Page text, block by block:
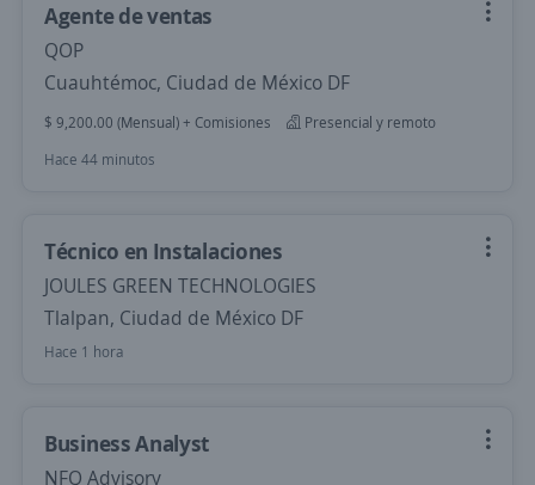
Agente de ventas
QOP
Cuauhtémoc, Ciudad de México DF
$ 9,200.00 (Mensual) + Comisiones
Presencial y remoto
Hace 44 minutos
Técnico en Instalaciones
JOULES GREEN TECHNOLOGIES
Tlalpan, Ciudad de México DF
Hace 1 hora
Business Analyst
NFQ Advisory